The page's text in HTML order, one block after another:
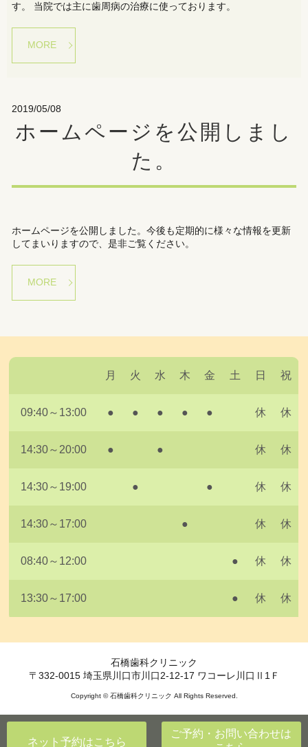
す。 当院では主に歯周病の治療に使っております。
MORE
2019/05/08
ホームページを公開しまし
た。
ホームページを公開しました。今後も定期的に様々な情報を更新
してまいりますので、是非ご覧ください。
MORE
ネット予約はこちら
ご予約・お問い合わせは
月 火 水 木 金 土 日 祝
09:40～13:00 ● ● ● ● ● 休 休
14:30～20:00 ● ● 休 休
14:30～19:00 ● ● 休 休
14:30～17:00 ● 休 休
08:40～12:00 ● 休 休
13:30～17:00 ● 休 休
石橋歯科クリニック
〒332-0015 埼玉県川口市川口2-12-17 ワコーレ川口Ⅱ1Ｆ
Copyright © 石橋歯科クリニック All Rights Reserved.